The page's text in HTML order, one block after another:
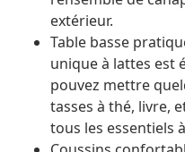
extérieur.
Table basse
unique à lattes est
pouvez mettre
tasses à thé, livre,
tous les essentiels